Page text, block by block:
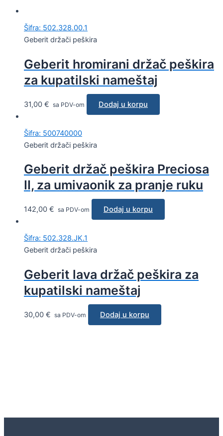
Šifra: 502.328.00.1
Geberit držači peškira
Geberit hromirani držač peškira
za kupatilski nameštaj
31,00 € sa PDV-om Dodaj u korpu
Šifra: 500740000
Geberit držači peškira
Geberit držač peškira Preciosa
II, za umivaonik za pranje ruku
142,00 € sa PDV-om Dodaj u korpu
Šifra: 502.328.JK.1
Geberit držači peškira
Geberit lava držač peškira za
kupatilski nameštaj
30,00 € sa PDV-om Dodaj u korpu